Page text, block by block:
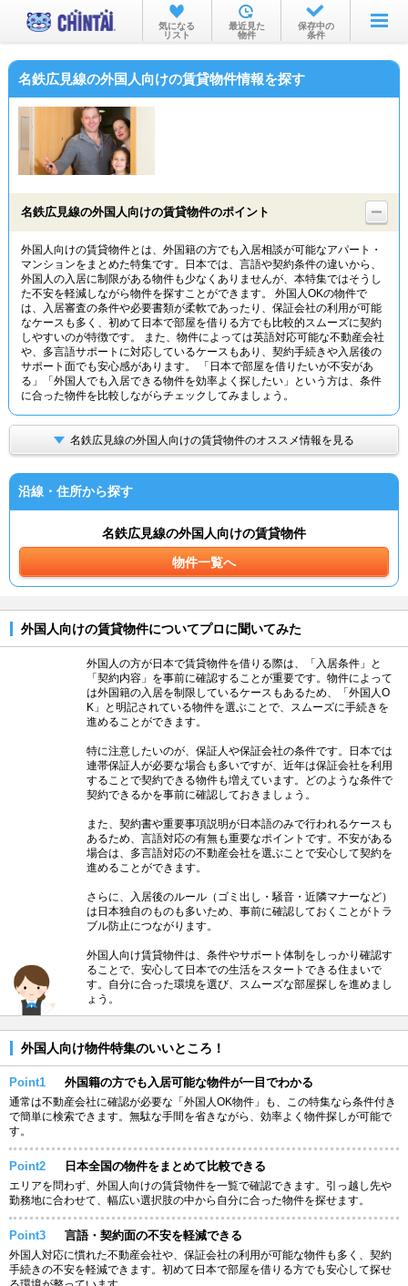
お部屋を探す
沿線・駅から
物件特集から
TOP
気になる
リスト
最近見た
物件
保存中の
条件
名鉄広見線の外国人向けの賃貸物件情報を探す
名鉄広見線の外国人向けの賃貸物件のポイント
外国人向けの賃貸物件とは、外国籍の方でも入居相談が可能なアパート・
マンションをまとめた特集です。日本では、言語や契約条件の違いから、
外国人の入居に制限がある物件も少なくありませんが、本特集ではそうし
た不安を軽減しながら物件を探すことができます。 外国人OKの物件で
は、入居審査の条件や必要書類が柔軟であったり、保証会社の利用が可能
なケースも多く、初めて日本で部屋を借りる方でも比較的スムーズに契約
しやすいのが特徴です。 また、物件によっては英語対応可能な不動産会社
や、多言語サポートに対応しているケースもあり、契約手続きや入居後の
サポート面でも安心感があります。 「日本で部屋を借りたいが不安があ
る」「外国人でも入居できる物件を効率よく探したい」という方は、条件
に合った物件を比較しながらチェックしてみましょう。
名鉄広見線の外国人向けの賃貸物件のオススメ情報を見る
沿線・住所から探す
名鉄広見線の外国人向けの賃貸物件
物件一覧へ
外国人向けの賃貸物件についてプロに聞いてみた
外国人の方が日本で賃貸物件を借りる際は、「入居条件」と
「契約内容」を事前に確認することが重要です。物件によって
は外国籍の入居を制限しているケースもあるため、「外国人O
K」と明記されている物件を選ぶことで、スムーズに手続きを
進めることができます。
特に注意したいのが、保証人や保証会社の条件です。日本では
連帯保証人が必要な場合も多いですが、近年は保証会社を利用
することで契約できる物件も増えています。どのような条件で
契約できるかを事前に確認しておきましょう。
また、契約書や重要事項説明が日本語のみで行われるケースも
あるため、言語対応の有無も重要なポイントです。不安がある
場合は、多言語対応の不動産会社を選ぶことで安心して契約を
進めることができます。
さらに、入居後のルール（ゴミ出し・騒音・近隣マナーなど）
は日本独自のものも多いため、事前に確認しておくことがトラ
ブル防止につながります。
外国人向け賃貸物件は、条件やサポート体制をしっかり確認す
ることで、安心して日本での生活をスタートできる住まいで
す。自分に合った環境を選び、スムーズな部屋探しを進めまし
ょう。
外国人向け物件特集のいいところ！
Point1 外国籍の方でも入居可能な物件が一目でわかる
通常は不動産会社に確認が必要な「外国人OK物件」も、この特集なら条件付き
で簡単に検索できます。無駄な手間を省きながら、効率よく物件探しが可能で
す。
Point2 日本全国の物件をまとめて比較できる
エリアを問わず、外国人向けの賃貸物件を一覧で確認できます。引っ越し先や
勤務地に合わせて、幅広い選択肢の中から自分に合った物件を探せます。
Point3 言語・契約面の不安を軽減できる
外国人対応に慣れた不動産会社や、保証会社の利用が可能な物件も多く、契約
手続きの不安を軽減できます。初めて日本で部屋を借りる方でも安心して探せ